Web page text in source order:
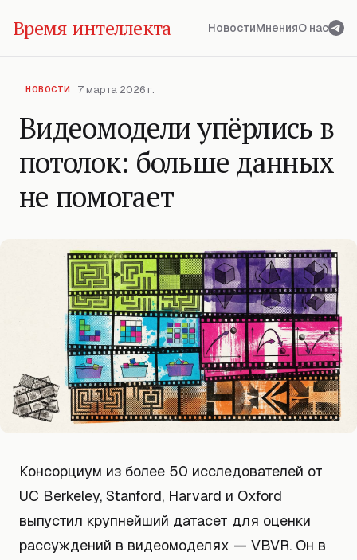
Время интеллекта НовостиМненияО нас
НОВОСТИ 7 марта 2026 г.
Видеомодели упёрлись в
потолок: больше данных
не помогает
Консорциум из более 50 исследователей от
UC Berkeley, Stanford, Harvard и Oxford
выпустил крупнейший датасет для оценки
рассуждений в видеомоделях — VBVR. Он в